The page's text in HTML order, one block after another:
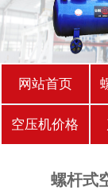
网站首页
空压机价格
螺杆式